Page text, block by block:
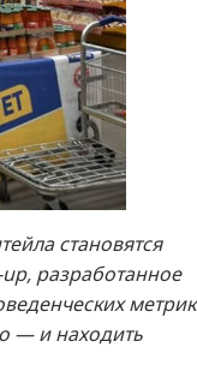
становятся
разработанное
метрик
— и находить